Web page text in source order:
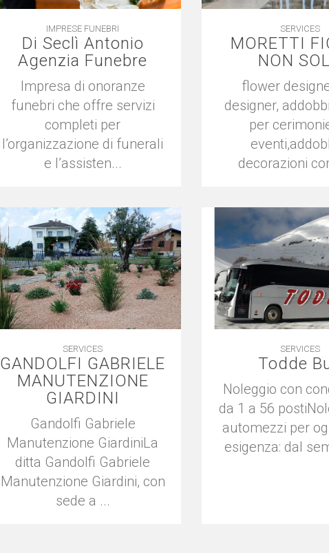
IMPRESE FUNEBRI
Di Seclì Antonio
Agenzia Funebre
Impresa di onoranze
funebri che offre servizi
completi per
l’organizzazione di funerali
e l’assisten...
SERVICES
MORETTI
NON
flower
designer,
per
decorazioni
SERVICES
GANDOLFI GABRIELE
MANUTENZIONE
GIARDINI
Gandolfi Gabriele
Manutenzione GiardiniLa
ditta Gandolfi Gabriele
Manutenzione Giardini, con
sede a ...
SERVICES
Todde
Noleggio con
da 1 a 56
automezzi per
esigenza: dal